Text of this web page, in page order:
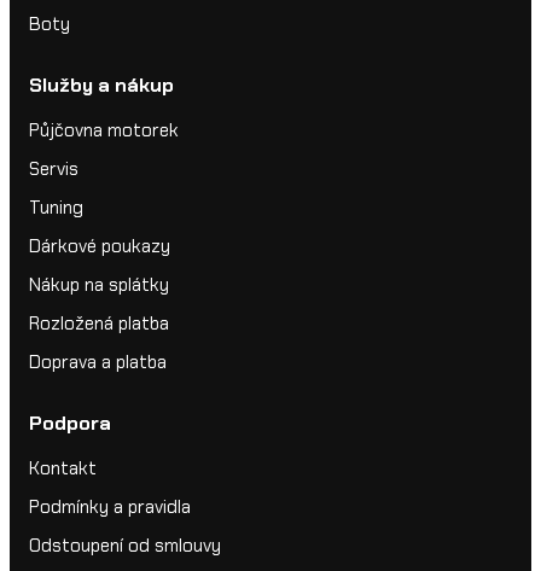
Boty
Služby a nákup
Půjčovna motorek
Servis
Tuning
Dárkové poukazy
Nákup na splátky
Rozložená platba
Doprava a platba
Podpora
Kontakt
Podmínky a pravidla
Odstoupení od smlouvy